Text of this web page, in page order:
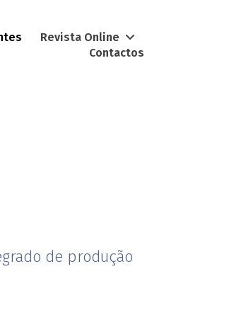
Revista Online
Contactos
de produção